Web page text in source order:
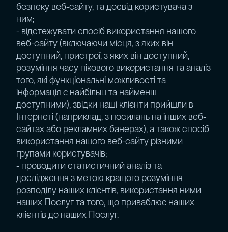
безпеку веб-сайту, та досвід користувача з
ним;
- відстежувати спосіб використання нашого
веб-сайту (включаючи місця, з яких він
доступний, пристрої, з яких він доступний,
розуміння часу пікового використання та аналіз
того, які функціональні можливості та
інформація є найбільш та найменш
доступними), звідки наші клієнти прийшли в
Інтернеті (наприклад, з посилань на інших веб-
сайтах або рекламних банерах), а також спосіб
використання нашого веб-сайту різними
групами користувачів;
- проводити статистичний аналіз та
дослідження з метою кращого розуміння
розподілу наших клієнтів, використання ними
наших Послуг та того, що приваблює наших
клієнтів до наших Послуг.